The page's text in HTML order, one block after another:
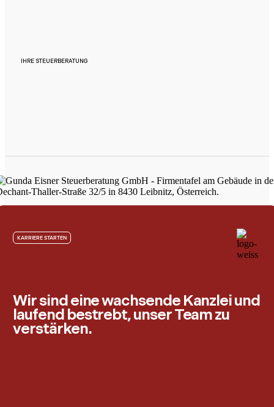
IHRE STEUERBERATUNG
KARRIERE STARTEN
Wir sind eine wachsende Kanzlei und
laufend bestrebt, unser Team zu
verstärken.